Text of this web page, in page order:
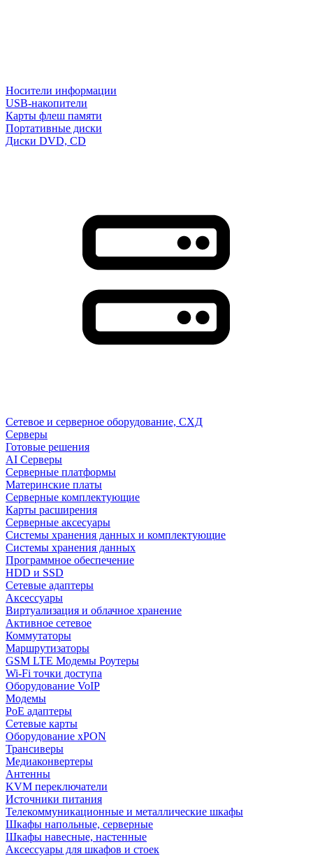
Носители информации
USB-накопители
Карты флеш памяти
Портативные диски
Диски DVD, CD
Сетевое и серверное оборудование, СХД
Cерверы
Готовые решения
AI Серверы
Серверные платформы
Материнские платы
Серверные комплектующие
Карты расширения
Серверные аксесуары
Системы хранения данных и комплектующие
Системы хранения данных
Программное обеспечение
HDD и SSD
Сетевые адаптеры
Аксессуары
Виртуализация и облачное хранение
Активное сетевое
Коммутаторы
Маршрутизаторы
GSM LTE Модемы Роутеры
Wi-Fi точки доступа
Оборудование VoIP
Модемы
PoE адаптеры
Сетевые карты
Оборудование xPON
Трансиверы
Медиаконвертеры
Антенны
KVM переключатели
Источники питания
Телекоммуникационные и металлические шкафы
Шкафы напольные, серверные
Шкафы навесные, настенные
Аксессуары для шкафов и стоек